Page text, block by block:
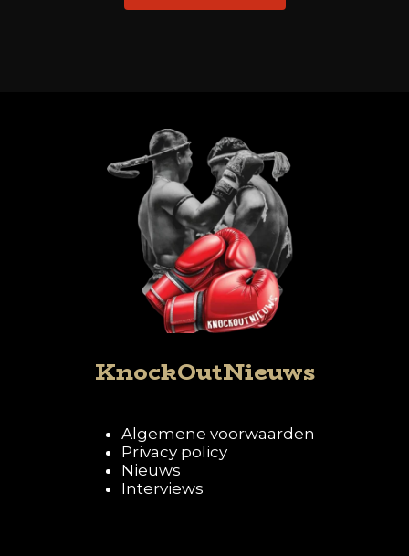
KnockOutNieuws
Algemene voorwaarden
Privacy policy
Nieuws
Interviews